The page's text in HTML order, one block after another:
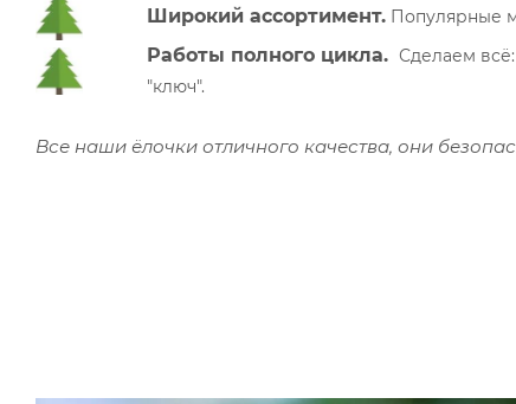
Широкий ассортимент. Популярные
Работы полного цикла. Сделаем
"ключ".
Все наши ёлочки отличного качества, они